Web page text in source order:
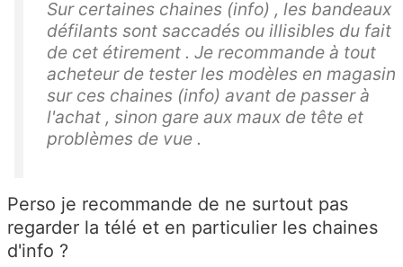
Sur certaines chaines (info) , les bandeaux
défilants sont saccadés ou illisibles du fait
de cet étirement . Je recommande à tout
acheteur de tester les modèles en magasin
sur ces chaines (info) avant de passer à
l'achat , sinon gare aux maux de tête et
problèmes de vue .
Perso je recommande de ne surtout pas
regarder la télé et en particulier les chaines
d'info ?